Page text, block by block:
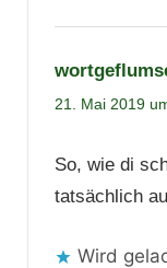
21. Mai 2019
So, wie di
tatsächlich
Wird